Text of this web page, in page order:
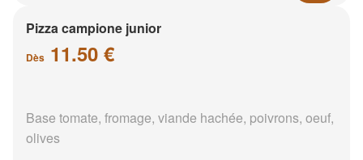
Pizza campione junior
Dès 11.50 €
Base tomate, fromage, viande hachée, poivrons, oeuf,
olives